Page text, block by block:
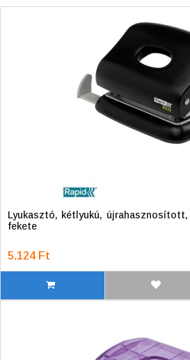
Lyukasztó, kétlyukú,
fekete
5.124 Ft